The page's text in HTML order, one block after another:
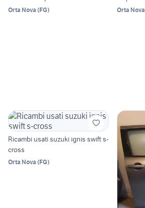
Orta Nova (FG) Orta Nova
Ricambi usati suzuki ignis swift s-
cross
Orta Nova (FG)